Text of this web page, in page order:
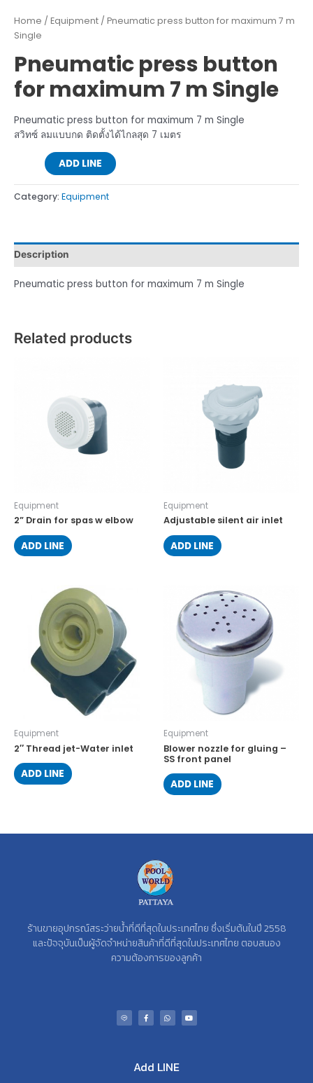
Home / Equipment / Pneumatic press button for maximum 7 m
Single
Pneumatic press button
for maximum 7 m Single
Pneumatic press button for maximum 7 m Single
สวิทซ์ ลมแบบกด ติดตั้งได้ไกลสุด 7 เมตร
ADD LINE
Category: Equipment
Description
Pneumatic press button for maximum 7 m Single
Related products
Equipment
2” Drain for spas w elbow
ADD LINE
Equipment
Adjustable silent air inlet
ADD LINE
Equipment
2″ Thread jet-Water inlet
ADD LINE
Equipment
Blower nozzle for gluing –
SS front panel
ADD LINE
ร้านขายอุปกรณ์สระว่ายน้ำที่ดีที่สุดในประเทศไทย ซึ่งเริ่มต้นในปี 2558
และปัจจุบันเป็นผู้จัดจำหน่ายสินค้าที่ดีที่สุดในประเทศไทย ตอบสนอง
ความต้องการของลูกค้า
Add LINE